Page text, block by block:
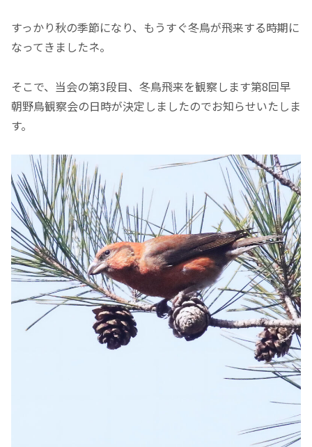
すっかり秋の季節になり、もうすぐ冬鳥が飛来する時期に
なってきましたネ。
そこで、当会の第3段目、冬鳥飛来を観察します第8回早
朝野鳥観察会の日時が決定しましたのでお知らせいたしま
す。